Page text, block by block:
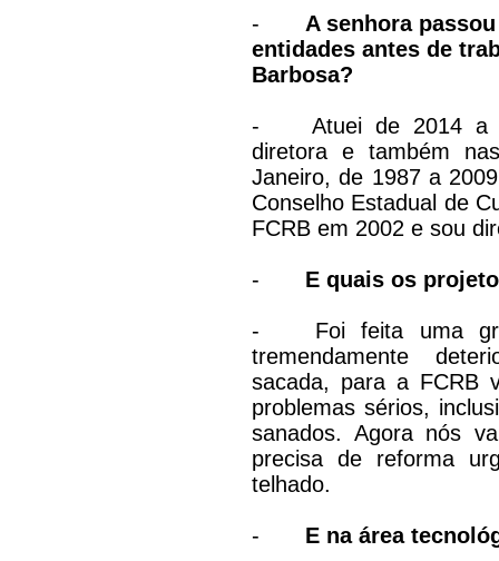
-
A senhora
entidades antes de
Barbosa?
-
Atuei de 2014 a
diretora e também
Janeiro, de 1987 a
Conselho Estadual de
FCRB em 2002 e sou
- E quais os
-
Foi feita uma
tremendamente
sacada, para a FCRB
problemas sérios,
sanados. Agora nós
precisa de reforma
telhado.
- E na área